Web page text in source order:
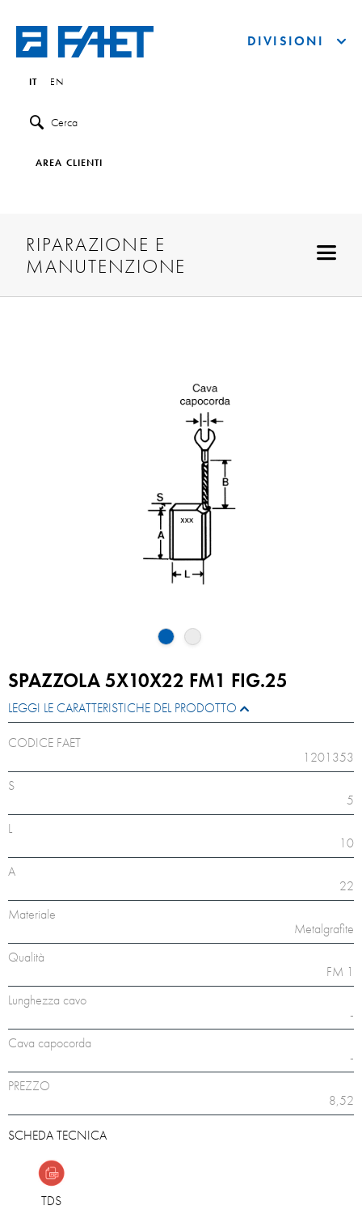
IT EN
Cerca
AREA CLIENTI
DIVISIONI
RIPARAZIONE E
MANUTENZIONE
SPAZZOLA 5X10X22 FM1 FIG.25
LEGGI LE CARATTERISTICHE DEL PRODOTTO
CODICE FAET
1201353
S
5
L
10
A
22
Materiale
Metalgrafite
Qualità
FM 1
Lunghezza cavo
-
Cava capocorda
-
PREZZO
8,52
SCHEDA TECNICA
TDS